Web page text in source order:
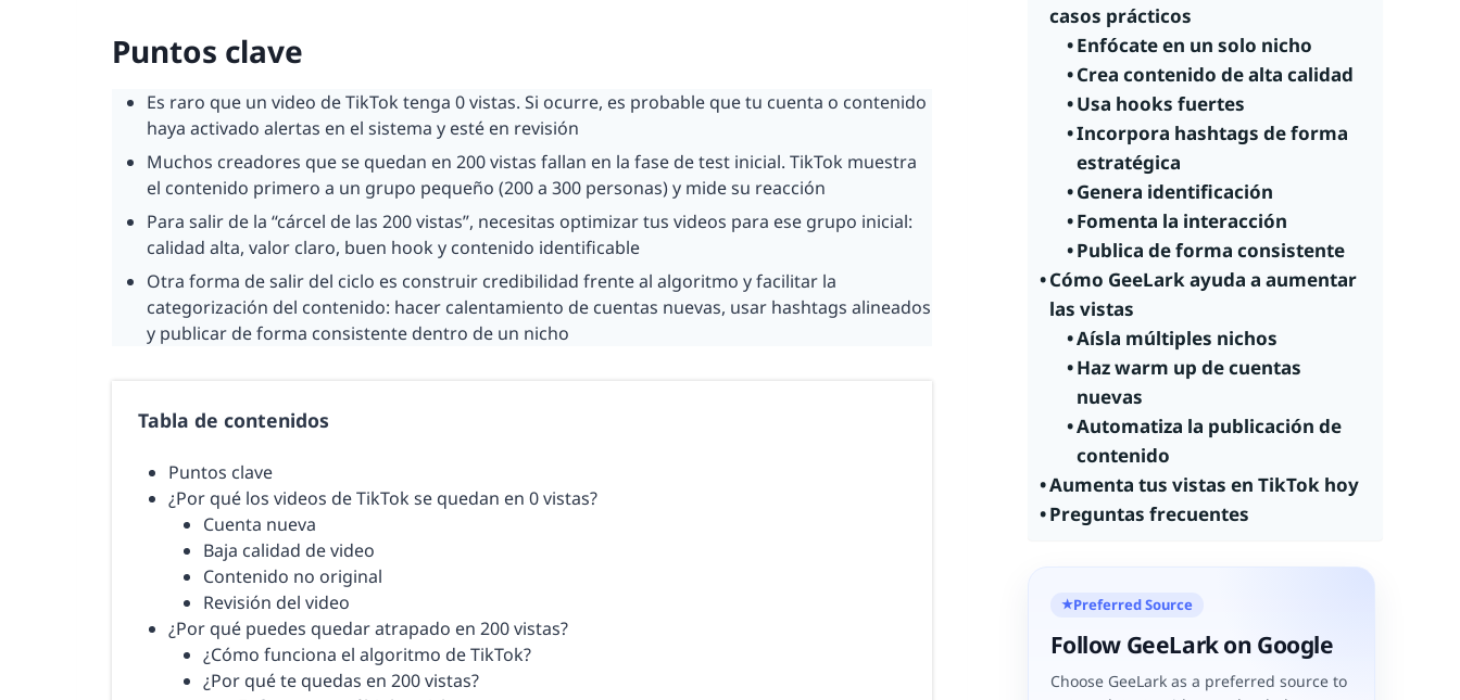
Puntos clave
Es raro que un video de TikTok tenga 0 vistas. Si ocurre, es probable que tu cuenta o contenido
haya activado alertas en el sistema y esté en revisión
Muchos creadores que se quedan en 200 vistas fallan en la fase de test inicial. TikTok muestra
el contenido primero a un grupo pequeño (200 a 300 personas) y mide su reacción
Para salir de la “cárcel de las 200 vistas”, necesitas optimizar tus videos para ese grupo inicial:
calidad alta, valor claro, buen hook y contenido identificable
Otra forma de salir del ciclo es construir credibilidad frente al algoritmo y facilitar la
categorización del contenido: hacer calentamiento de cuentas nuevas, usar hashtags alineados
y publicar de forma consistente dentro de un nicho
Tabla de contenidos
Puntos clave
¿Por qué los videos de TikTok se quedan en 0 vistas?
Cuenta nueva
Baja calidad de video
Contenido no original
Revisión del video
¿Por qué puedes quedar atrapado en 200 vistas?
¿Cómo funciona el algoritmo de TikTok?
¿Por qué te quedas en 200 vistas?
casos prácticos
Enfócate en un solo nicho
Crea contenido de alta calidad
Usa hooks fuertes
Incorpora hashtags de forma
estratégica
Genera identificación
Fomenta la interacción
Publica de forma consistente
Cómo GeeLark ayuda a aumentar
las vistas
Aísla múltiples nichos
Haz warm up de cuentas
nuevas
Automatiza la publicación de
contenido
Aumenta tus vistas en TikTok hoy
Preguntas frecuentes
★Preferred Source
Follow GeeLark on Google
Choose GeeLark as a preferred source to